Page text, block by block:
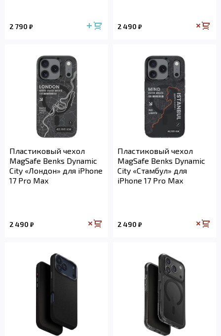
2 790 ₽ 2 490 ₽
Пластиковый чехол
MagSafe Benks Dynamic
City «Лондон» для iPhone
17 Pro Max
2 490 ₽
Пластиковый чехол
MagSafe Benks Dynamic
City «Стамбул» для
iPhone 17 Pro Max
2 490 ₽